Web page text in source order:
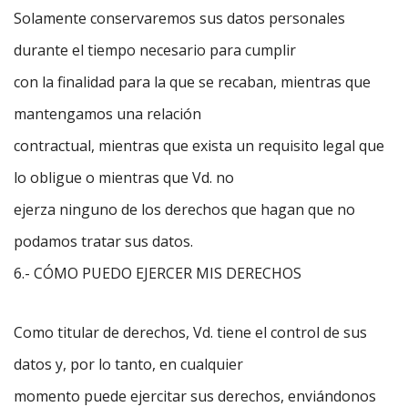
Solamente conservaremos sus datos personales
durante el tiempo necesario para cumplir
con la finalidad para la que se recaban, mientras que
mantengamos una relación
contractual, mientras que exista un requisito legal que
lo obligue o mientras que Vd. no
ejerza ninguno de los derechos que hagan que no
podamos tratar sus datos.
6.- CÓMO PUEDO EJERCER MIS DERECHOS
Como titular de derechos, Vd. tiene el control de sus
datos y, por lo tanto, en cualquier
momento puede ejercitar sus derechos, enviándonos